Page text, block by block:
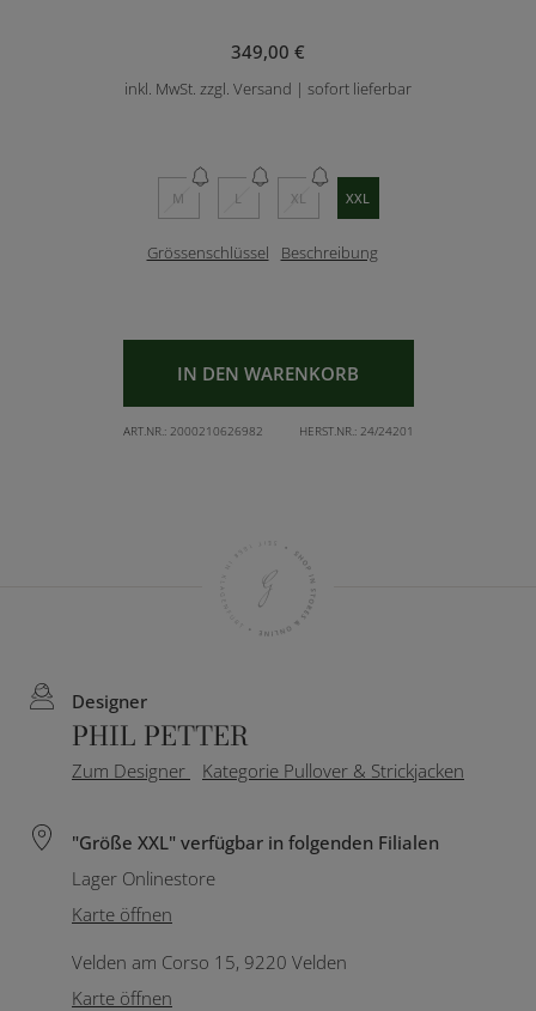
349,00 €
inkl. MwSt. zzgl. Versand | sofort lieferbar
M L XL XXL
Grössenschlüssel Beschreibung
IN DEN WARENKORB
ART.NR.: 2000210626982 HERST.NR.: 24/24201
Designer
PHIL PETTER
Zum Designer Kategorie Pullover & Strickjacken
"Größe XXL" verfügbar in folgenden Filialen
Lager Onlinestore
Karte öffnen
Velden am Corso 15, 9220 Velden
Karte öffnen